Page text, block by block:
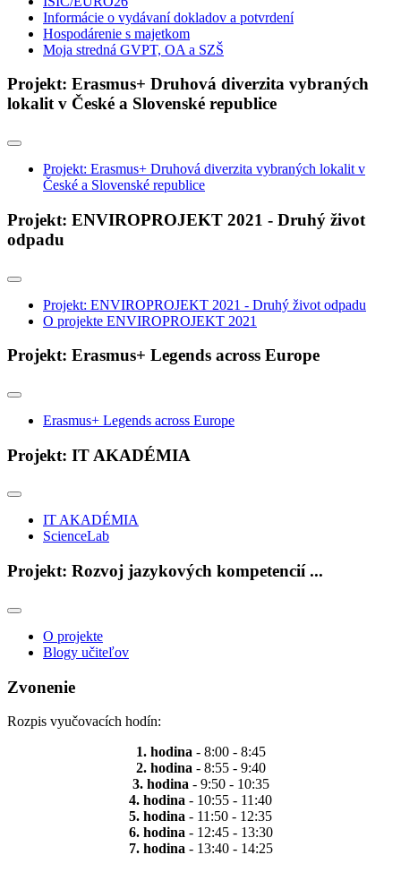
Informácie o vydávaní dokladov a potvrdení
Hospodárenie s majetkom
Moja stredná GVPT, OA a SZŠ
Projekt: Erasmus+ Druhová diverzita vybraných
lokalit v České a Slovenské republice
Projekt: Erasmus+ Druhová diverzita vybraných lokalit v
České a Slovenské republice
Projekt: ENVIROPROJEKT 2021 - Druhý život
odpadu
Projekt: ENVIROPROJEKT 2021 - Druhý život odpadu
O projekte ENVIROPROJEKT 2021
Projekt: Erasmus+ Legends across Europe
Erasmus+ Legends across Europe
Projekt: IT AKADÉMIA
IT AKADÉMIA
ScienceLab
Projekt: Rozvoj jazykových kompetencií ...
O projekte
Blogy učiteľov
Zvonenie
Rozpis vyučovacích hodín:
1. hodina - 8:00 - 8:45
2. hodina - 8:55 - 9:40
3. hodina - 9:50 - 10:35
4. hodina - 10:55 - 11:40
5. hodina - 11:50 - 12:35
6. hodina - 12:45 - 13:30
7. hodina - 13:40 - 14:25